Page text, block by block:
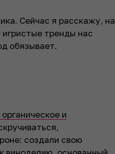
Сейчас я расскажу, на
тренды нас
обязывает.
и
создали свою